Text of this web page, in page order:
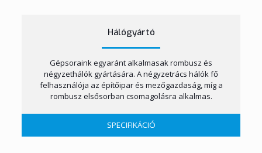
Hálógyártó
Gépsoraink egyaránt alkalmasak rombusz és
négyzethálók gyártására. A négyzetrács hálók fő
felhasználója az építőipar és mezőgazdaság, míg a
rombusz elsősorban csomagolásra alkalmas.
SPECIFIKÁCIÓ